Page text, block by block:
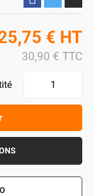
€ HT
30,90 € TTC